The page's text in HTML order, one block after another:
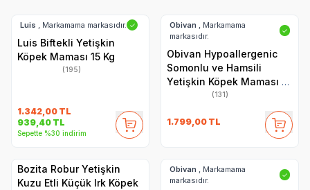
Luis , Markamama markasıdır. ✓
Luis Biftekli Yetişkin
Köpek Maması 15 Kg
(195)
1.342,00 TL
939,40 TL
Sepette %30 indirim
Obivan , Markamama
markasıdır.
✓
Obivan Hypoallergenic
Somonlu ve Hamsili
Yetişkin Köpek Maması 15
(131)
1.799,00 TL
Bozita Robur Yetişkin
Kuzu Etli Küçük Irk Köpek
Obivan , Markamama
markasıdır.
✓